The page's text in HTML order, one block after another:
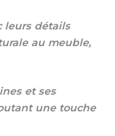
leurs détails
au meuble,
et ses
une touche